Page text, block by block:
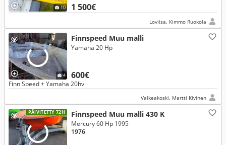
10 1 500€
Loviisa, Kimmo Ruokola
4
Finnspeed Muu malli
600€
Yamaha 20 Hp
Finn Speed + Yamaha 20hv
Valkeakoski, Martti Kivinen
PÄIVITETTY 72H Finnspeed Muu malli 430 K
Mercury 60 Hp 1995
1976